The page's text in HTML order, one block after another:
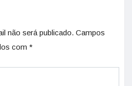
não será publicado. Campos
com *